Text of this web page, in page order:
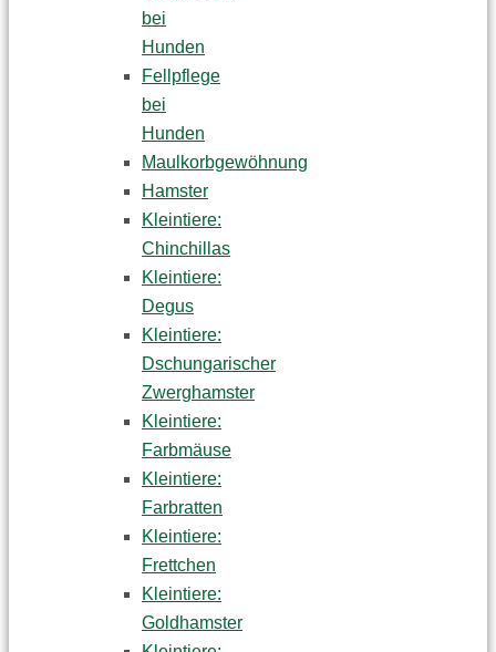
bei
Hunden
Fellpflege
bei
Hunden
Maulkorbgewöhnung
Hamster
Kleintiere:
Chinchillas
Kleintiere:
Degus
Kleintiere:
Dschungarischer
Zwerghamster
Kleintiere:
Farbmäuse
Kleintiere:
Farbratten
Kleintiere:
Frettchen
Kleintiere:
Goldhamster